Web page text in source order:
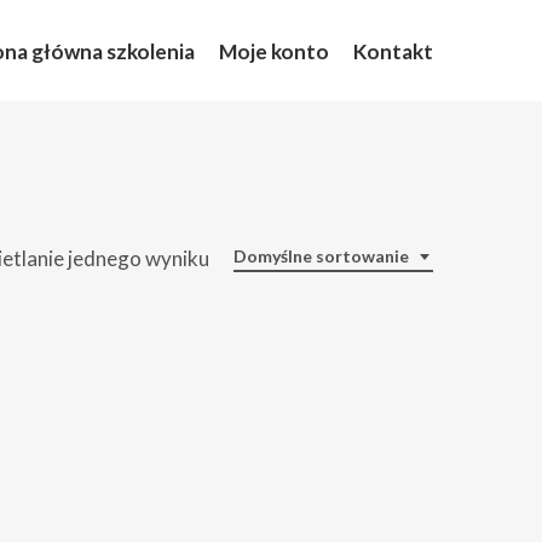
główna szkolenia Moje konto Kontakt
Domyślne sortowanie
jednego wyniku